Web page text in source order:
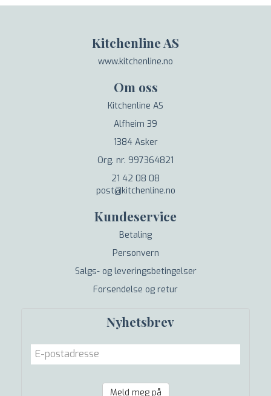
Kitchenline AS
www.kitchenline.no
Om oss
Kitchenline AS
Alfheim 39
1384 Asker
Org. nr. 997364821
21 42 08 08
post@kitchenline.no
Kundeservice
Betaling
Personvern
Salgs- og leveringsbetingelser
Forsendelse og retur
Nyhetsbrev
Meld meg på